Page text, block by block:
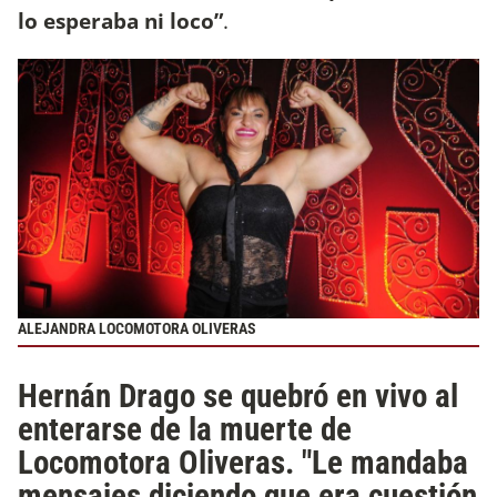
lo esperaba ni loco”.
ALEJANDRA LOCOMOTORA OLIVERAS
Hernán Drago se quebró en vivo al
enterarse de la muerte de
Locomotora Oliveras. "Le mandaba